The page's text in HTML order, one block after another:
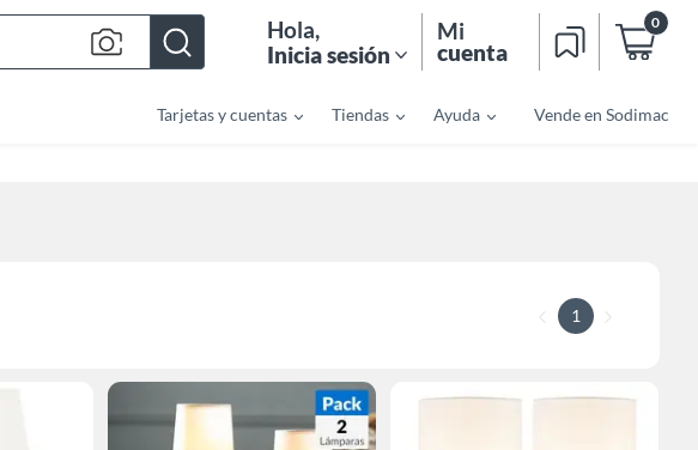
Hola,
Inicia sesión
Mi
cuenta
0
Tarjetas y cuentas Tiendas Ayuda Vende en Sodimac
1